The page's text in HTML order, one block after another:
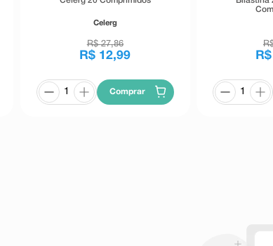
Celerg
R$ 27,86
R$ 12,99
Comprar
R$